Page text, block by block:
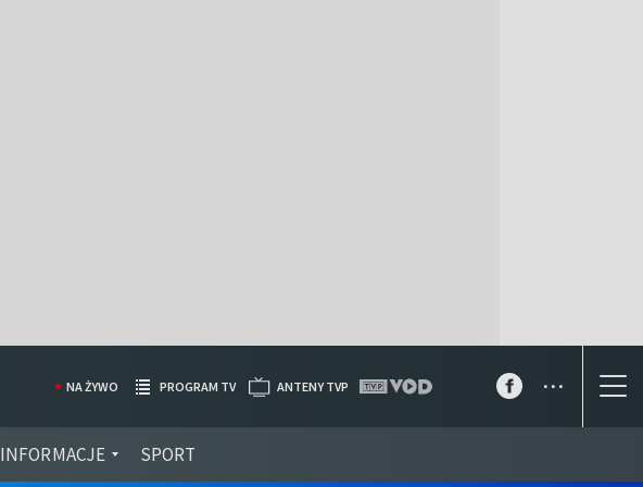
INFORMACJE SPORT
NA ŻYWO PROGRAM TV ANTENY TVP ...